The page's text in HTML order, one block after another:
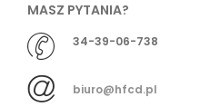
MASZ PYTANIA?
34-39-06-738
biuro@hfcd.pl